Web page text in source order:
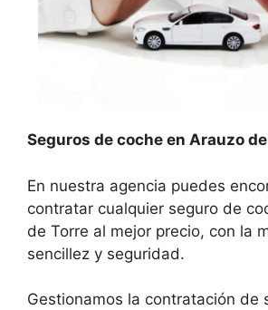
Seguros de coche en Arauzo
En nuestra agencia puedes
contratar cualquier seguro de
de Torre al mejor precio, con la
sencillez y seguridad.
Gestionamos la contratación de